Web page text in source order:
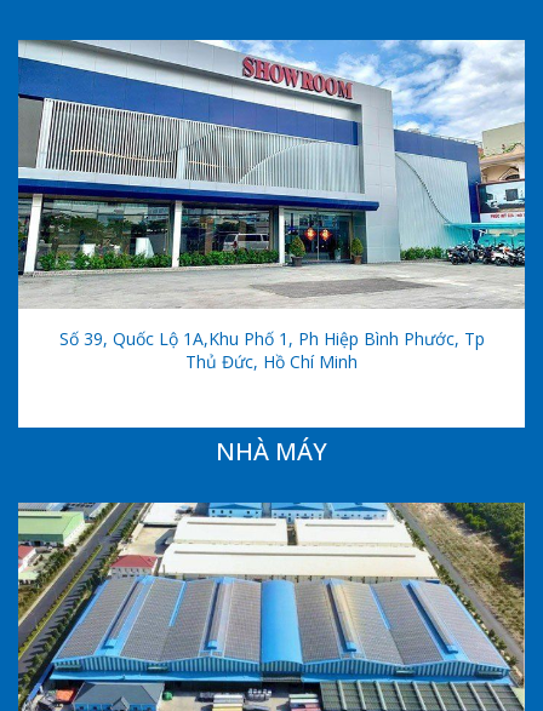
Số 39, Quốc Lộ 1A,khu Phố 1, Ph Hiệp Bình Phước, Tp
Thủ Đức, Hồ Chí Minh
NHÀ MÁY